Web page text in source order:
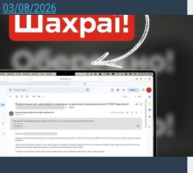
03/08/2026